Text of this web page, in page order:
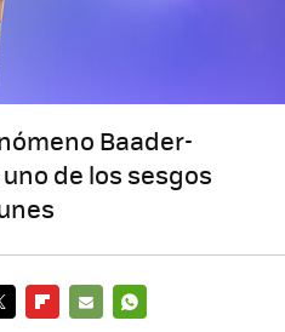
Baader-
de los sesgos